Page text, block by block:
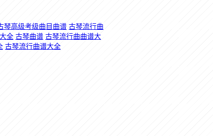
琴高级考级曲目曲谱 古琴流行曲
全 古琴曲谱 古琴流行曲曲谱大
古琴流行曲谱大全